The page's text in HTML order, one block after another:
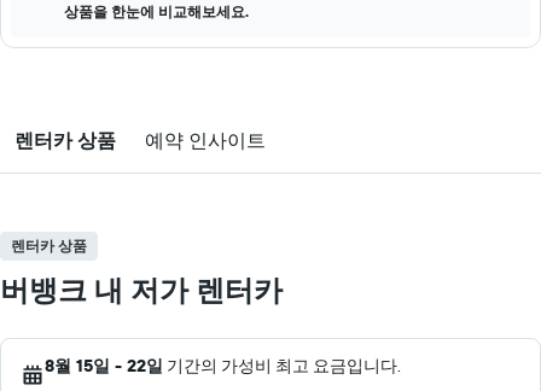
상품을 한눈에 비교해보세요.
렌터카 상품 예약 인사이트
렌터카 상품
버뱅크 내 저가 렌터카
8월 15일 - 22일 기간의 가성비 최고 요금입니다.